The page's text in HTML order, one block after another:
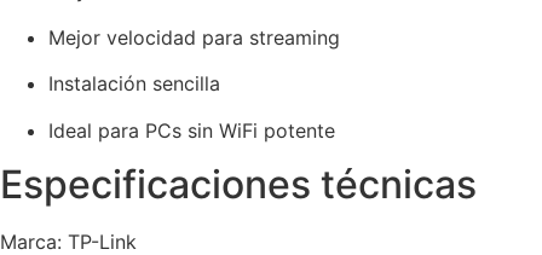
Mejor velocidad para streaming
Instalación sencilla
Ideal para PCs sin WiFi potente
Especificaciones técnicas
Marca: TP-Link